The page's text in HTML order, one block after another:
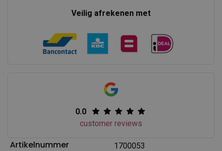
Veilig afrekenen met
0.0
customer reviews
Artikelnummer 1700053